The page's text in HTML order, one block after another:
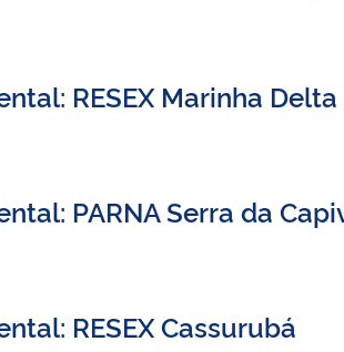
RESEX Marinha
PARNA Serra da
RESEX Cassurubá